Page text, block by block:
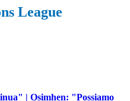
League
| Osimhen: "Possiamo